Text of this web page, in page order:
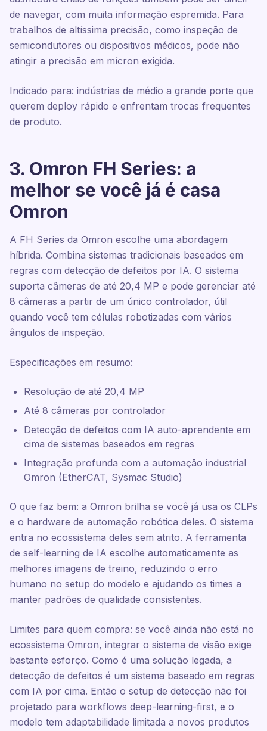
de navegar, com muita informação espremida. Para
trabalhos de altíssima precisão, como inspeção de
semicondutores ou dispositivos médicos, pode não
atingir a precisão em mícron exigida.
Indicado para: indústrias de médio a grande porte que
querem deploy rápido e enfrentam trocas frequentes
de produto.
3. Omron FH Series: a
melhor se você já é casa
Omron
A FH Series da Omron escolhe uma abordagem
híbrida. Combina sistemas tradicionais baseados em
regras com detecção de defeitos por IA. O sistema
suporta câmeras de até 20,4 MP e pode gerenciar até
8 câmeras a partir de um único controlador, útil
quando você tem células robotizadas com vários
ângulos de inspeção.
Especificações em resumo:
Resolução de até 20,4 MP
Até 8 câmeras por controlador
Detecção de defeitos com IA auto-aprendente em
cima de sistemas baseados em regras
Integração profunda com a automação industrial
Omron (EtherCAT, Sysmac Studio)
O que faz bem: a Omron brilha se você já usa os CLPs
e o hardware de automação robótica deles. O sistema
entra no ecossistema deles sem atrito. A ferramenta
de self-learning de IA escolhe automaticamente as
melhores imagens de treino, reduzindo o erro
humano no setup do modelo e ajudando os times a
manter padrões de qualidade consistentes.
Limites para quem compra: se você ainda não está no
ecossistema Omron, integrar o sistema de visão exige
bastante esforço. Como é uma solução legada, a
detecção de defeitos é um sistema baseado em regras
com IA por cima. Então o setup de detecção não foi
projetado para workflows deep-learning-first, e o
modelo tem adaptabilidade limitada a novos produtos